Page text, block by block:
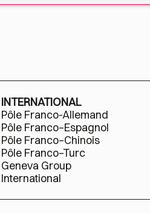
INTERNATIONAL
Pôle Franco-Allemand
Pôle Franco–Espagnol
Pôle Franco–Chinois
Pôle Franco–Turc
Geneva Group
International